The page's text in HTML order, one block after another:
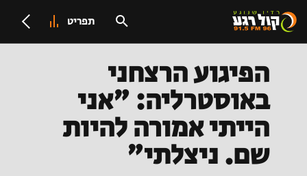
תפריט
הפיגוע הרצחני
באוסטרליה: "אני
הייתי אמורה להיות
שם. ניצלתי"